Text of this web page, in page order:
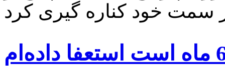
مدیرکل ارشاد استان اردبیل:6 ماه است استعفا داده‌ام